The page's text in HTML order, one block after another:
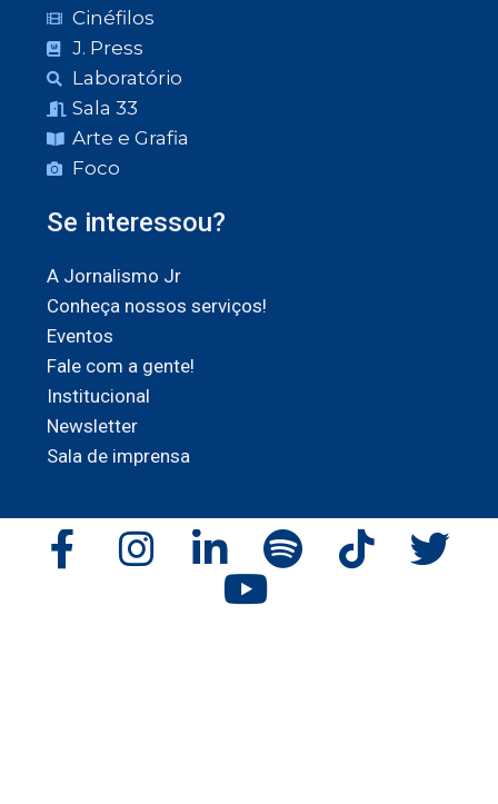
Cinéfilos
J. Press
Laboratório
Sala 33
Arte e Grafia
Foco
Se interessou?
A Jornalismo Jr
Conheça nossos serviços!
Eventos
Fale com a gente!
Institucional
Newsletter
Sala de imprensa